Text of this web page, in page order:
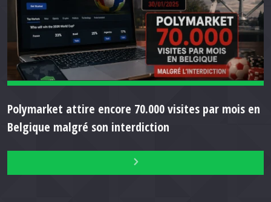
Polymarket attire encore 70.000 visites par mois en
Belgique malgré son interdiction